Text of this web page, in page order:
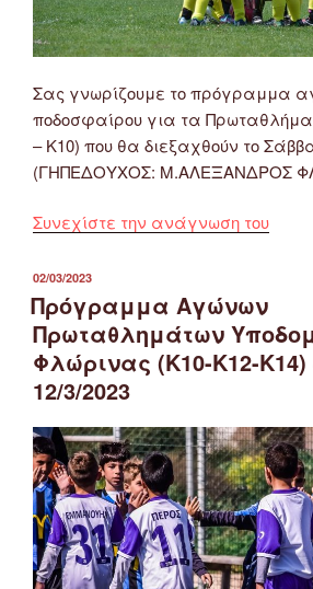
Σας γνωρίζουμε το πρόγραμμα
ποδοσφαίρου για τα
– Κ10) που θα διεξαχθούν το
(ΓΗΠΕΔΟΥΧΟΣ: Μ.ΑΛΕΞΑΝΔΡΟΣ
Συνεχίστε την ανάγνωση του
ΕΠΣ
(Κ12
Κ10)
18/3/
ΔΗΜΟΣΙΕΎΤΗΚΕ
ΣΤΙΣ
02/03/2023
Πρόγραμμα Αγώνων
Πρωταθλημάτων
Φλώρινας (Κ10-Κ12-Κ14)
12/3/2023